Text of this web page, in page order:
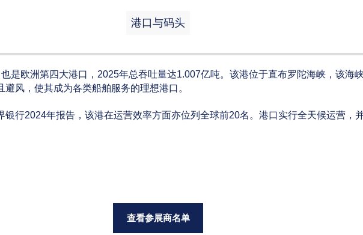
港口与码头
是欧洲第四大港口，2025年总吞吐量达1.007亿吨。该港位于直布罗陀海峡，该海
风，使其成为各类船舶服务的理想港口。
行2024年报告，该港在运营效率方面亦位列全球前20名。港口实行全天候运营，
查看参展商名单